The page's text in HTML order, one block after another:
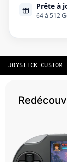
Prête à
64 à 512
CUSTOM